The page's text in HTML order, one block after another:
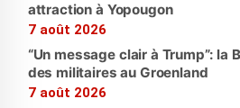
attraction à Yopougon
7 août 2026
“Un message clair à Trump”: la
des militaires au Groenland
7 août 2026